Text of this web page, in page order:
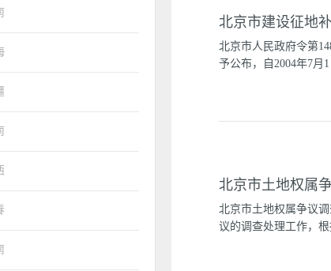
府应当对本行政区域
征地补偿安置工作坚
(以下简称征地单位)应
按照本办法规定做好
北京市建设征地
北京市人民政府令第
予公布，自2004年
区、县土地、劳动保
当按照各自的职责对
管理。乡镇人民政府
地补偿费应当按时
北京市土地权属
北京市土地权属争议
议的调查处理工作，